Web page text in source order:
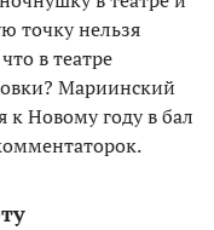
точку нельзя
в театре
Мариинский
к Новому году в бал